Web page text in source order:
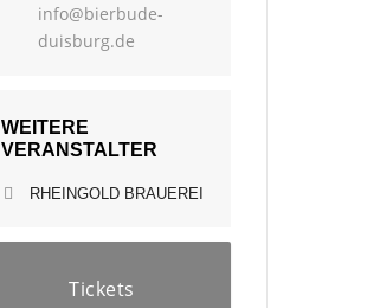
info@bierbude-
duisburg.de
WEITERE
VERANSTALTER
RHEINGOLD BRAUEREI
Tickets